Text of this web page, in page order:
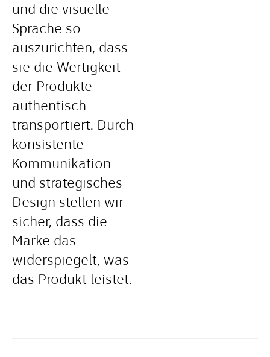
und die visuelle
Sprache so
auszurichten, dass
sie die Wertigkeit
der Produkte
authentisch
transportiert. Durch
konsistente
Kommunikation
und strategisches
Design stellen wir
sicher, dass die
Marke das
widerspiegelt, was
das Produkt leistet.